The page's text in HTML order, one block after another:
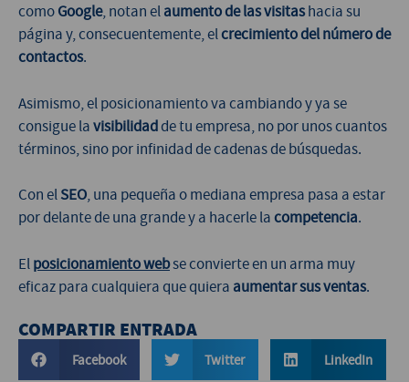
comoGoogle, notan elaumento de las visitashacia su
página y, consecuentemente, elcrecimiento del número de
contactos.
Asimismo, el posicionamiento va cambiando y ya se
consigue lavisibilidadde tu empresa, no por unos cuantos
términos, sino por infinidad de cadenas de búsquedas.
Con elSEO, una pequeña o mediana empresa pasa a estar
por delante de una grande y a hacerle lacompetencia.
Elposicionamiento webse convierte en un arma muy
eficaz para cualquiera que quiera aumentar sus ventas.
COMPARTIR ENTRADA
Facebook Twitter LinkedIn